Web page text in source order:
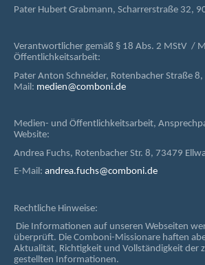
Pater Hubert Grabmann, Scharrerstraße 32,
Verantwortlicher gemäß § 18 Abs. 2 MStV /
Öffentlichkeitsarbeit:
Pater Anton Schneider, Rotenbacher Straße
Mail: medien@comboni.de
Medien- und Öffentlichkeitsarbeit,
Website:
Andrea Fuchs, Rotenbacher Str. 8, 73479
E-Mail: andrea.fuchs@comboni.de
Rechtliche Hinweise:
Die Informationen auf unseren Webseiten
überprüft. Die Comboni-Missionare haften
Aktualität, Richtigkeit und Vollständigkeit der
gestellten Informationen.